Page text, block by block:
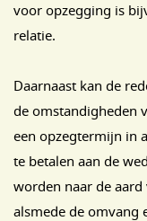
voor opzegging is
relatie.
Daarnaast kan de
de omstandigheden
een opzegtermijn in
te betalen aan de
worden naar de
alsmede de omvang